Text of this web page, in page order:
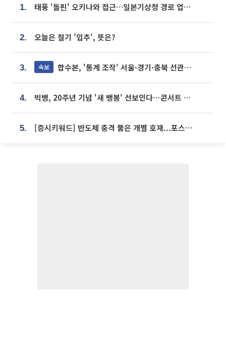
1. 태풍 '돌핀' 오키나와 접근…일본기상청 경로 업데이트
2. 오늘은 절기 '입추', 뜻은?
3. 속보 합수본, '통계 조작' 서울·경기·충북 선관위 등 추가 압수수색
4. 빅뱅, 20주년 기념 '새 뱅봉' 선보인다⋯콘서트 앞두고 팝업 개최
5. [증시키워드] 반도체 충격 뚫은 개별 호재...포스코퓨처엠·에코프로·한화솔루션 '눈길'